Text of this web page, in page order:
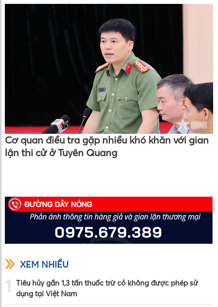
Cơ quan điều tra gặp nhiều khó khăn với gian
lận thi cử ở Tuyên Quang
XEM NHIỀU
1
Tiêu hủy gần 1,3 tấn thuốc trừ cỏ không được phép sử
dụng tại Việt Nam